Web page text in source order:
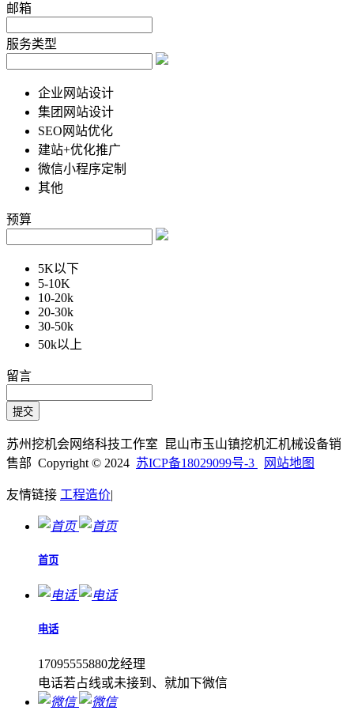
邮箱
服务类型
企业网站设计
集团网站设计
SEO网站优化
建站+优化推广
微信小程序定制
其他
预算
5K以下
5-10K
10-20k
20-30k
30-50k
50k以上
留言
苏州挖机会网络科技工作室 昆山市玉山镇挖机汇机械设备销
售部 Copyright © 2024 苏ICP备18029099号-3 网站地图
友情链接 工程造价|
首页
电话
17095555880龙经理
电话若占线或未接到、就加下微信